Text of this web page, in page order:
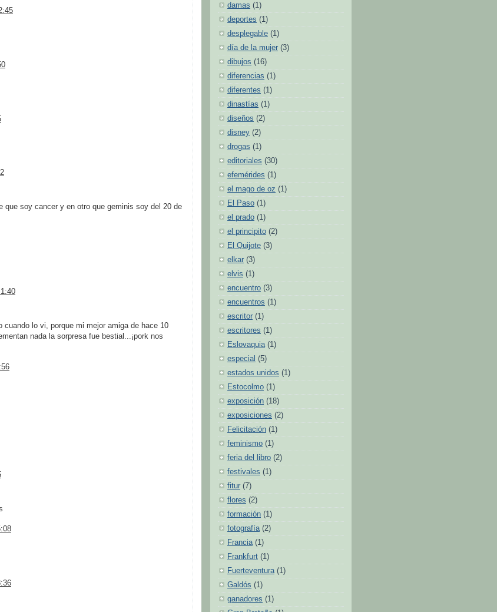
que soy cancer y en otro que geminis soy del 20 de
cuando lo vi, porque mi mejor amiga de hace 10
nada la sorpresa fue bestial...¡pork nos
damas (1)
deportes (1)
desplegable (1)
día de la mujer (3)
dibujos (16)
diferencias (1)
diferentes (1)
dinastías (1)
diseños (2)
disney (2)
drogas (1)
editoriales (30)
efemérides (1)
el mago de oz (1)
El Paso (1)
el prado (1)
el principito (2)
El Quijote (3)
elkar (3)
elvis (1)
encuentro (3)
encuentros (1)
escritor (1)
escritores (1)
Eslovaquia (1)
especial (5)
estados unidos (1)
Estocolmo (1)
exposición (18)
exposiciones (2)
Felicitación (1)
feminismo (1)
feria del libro (2)
festivales (1)
fitur (7)
flores (2)
formación (1)
fotografía (2)
Francia (1)
Frankfurt (1)
Fuerteventura (1)
Galdós (1)
ganadores (1)